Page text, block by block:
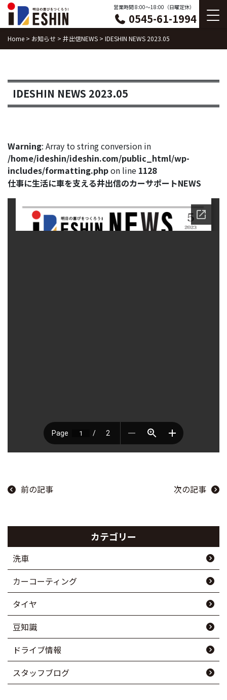
Skip
content
営業時間 8:00〜18:00（日曜定休）
0545-61-1994
Home > お知らせ > 井出信NEWS > IDESHIN NEWS 2023.05
IDESHIN NEWS 2023.05
Warning: Array to string conversion in
/home/ideshin/ideshin.com/public_html/wp-
includes/formatting.phpon line 1128
仕事に生活に車を支える井出信のカーサポートNEWS
前の記事 次の記事
カテゴリー
洗車
カーコーティング
タイヤ
豆知識
ドライブ情報
スタッフブログ